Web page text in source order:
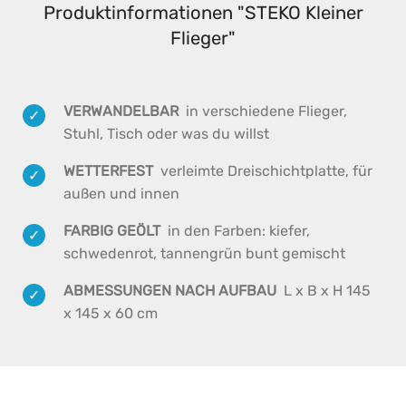
Produktinformationen "STEKO Kleiner
Flieger"
VERWANDELBAR in verschiedene Flieger,
Stuhl, Tisch oder was du willst
WETTERFESTverleimte Dreischichtplatte, für
außen und innen
FARBIG GEÖLTin den Farben: kiefer,
schwedenrot, tannengrün bunt gemischt
ABMESSUNGEN NACH AUFBAU L x B x H 145
x 145 x 60 cm